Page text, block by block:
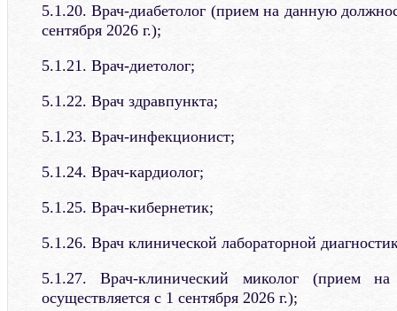
5.1.20. Врач-диабетолог (прием на данную
сентября 2026 г.);
5.1.21. Врач-диетолог;
5.1.22. Врач здравпункта;
5.1.23. Врач-инфекционист;
5.1.24. Врач-кардиолог;
5.1.25. Врач-кибернетик;
5.1.26. Врач клинической лабораторной
5.1.27. Врач-клинический миколог (прием
осуществляется с 1 сентября 2026 г.);